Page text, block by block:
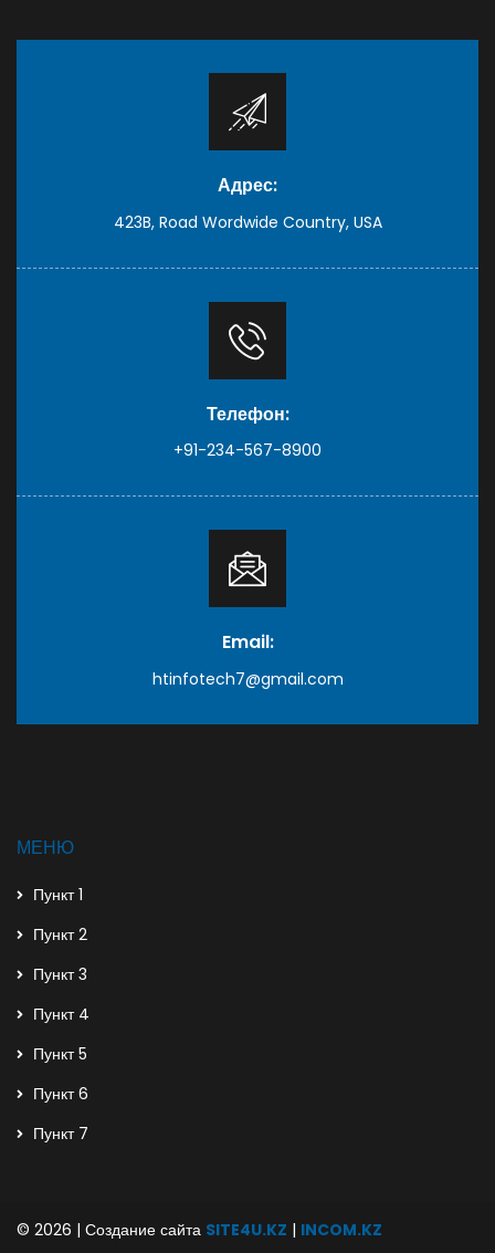
Адрес:
423B, Road Wordwide Country, USA
Телефон:
+91-234-567-8900
Email:
htinfotech7@gmail.com
МЕНЮ
Пункт 1
Пункт 2
Пункт 3
Пункт 4
Пункт 5
Пункт 6
Пункт 7
© 2026 | Создание сайта SITE4U.KZ | INCOM.KZ